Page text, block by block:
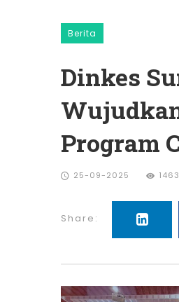
Berita
Dinkes
Program
25-09-2025
Share: